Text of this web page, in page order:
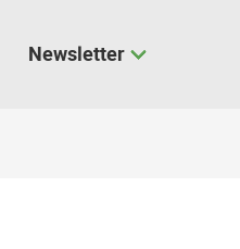
Newsletter